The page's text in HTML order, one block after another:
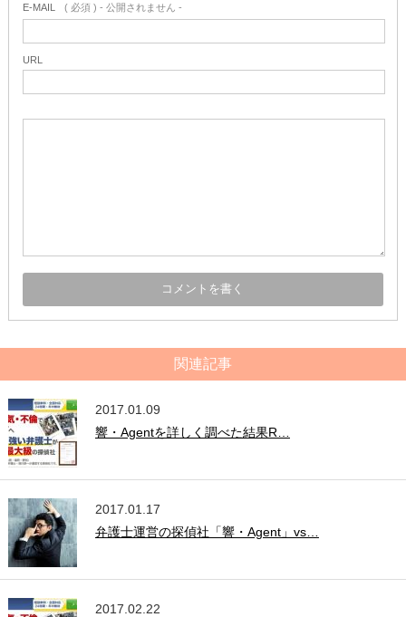
E-MAIL ( 必須 ) - 公開されません -
URL
関連記事
2017.01.09
響・Agentを詳しく調べた結果R…
2017.01.17
弁護士運営の探偵社「響・Agent」vs…
2017.02.22